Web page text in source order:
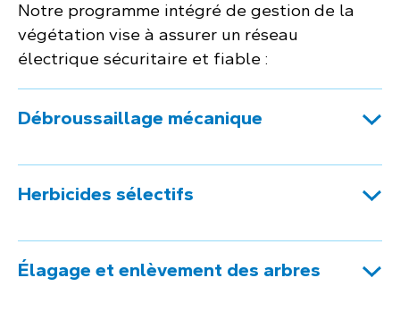
Notre programme intégré de gestion de la
végétation vise à assurer un réseau
électrique sécuritaire et fiable :
Débroussaillage mécanique
Herbicides sélectifs
Élagage et enlèvement des arbres